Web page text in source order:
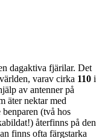
dagaktiva fjärilar. Det
varav cirka 110 i
av antenner på
äter nektar med
(två hos
återfinns på den
finns ofta färgstarka